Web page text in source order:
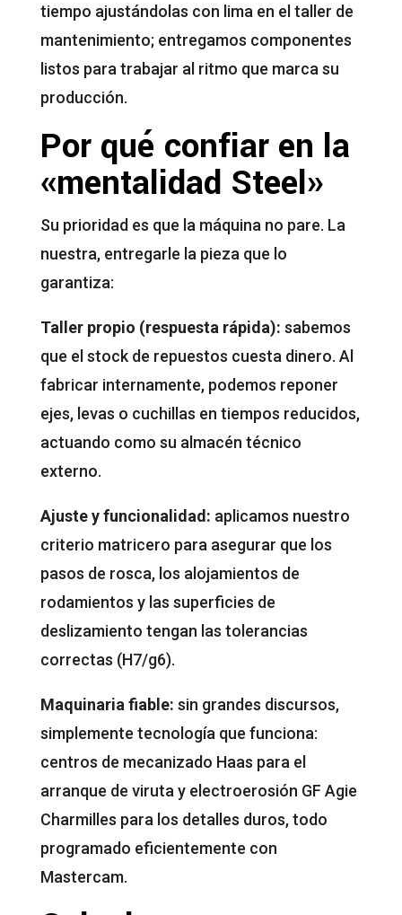
tiempo ajustándolas con lima en el taller de
mantenimiento; entregamos componentes
listos para trabajar al ritmo que marca su
producción.
Por qué confiar en la
«mentalidad Steel»
Su prioridad es que la máquina no pare. La
nuestra, entregarle la pieza que lo
garantiza:
Taller propio (respuesta rápida): sabemos
que el stock de repuestos cuesta dinero. Al
fabricar internamente, podemos reponer
ejes, levas o cuchillas en tiempos reducidos,
actuando como su almacén técnico
externo.
Ajuste y funcionalidad: aplicamos nuestro
criterio matricero para asegurar que los
pasos de rosca, los alojamientos de
rodamientos y las superficies de
deslizamiento tengan las tolerancias
correctas (H7/g6).
Maquinaria fiable: sin grandes discursos,
simplemente tecnología que funciona:
centros de mecanizado Haas para el
arranque de viruta y electroerosión GF Agie
Charmilles para los detalles duros, todo
programado eficientemente con
Mastercam.